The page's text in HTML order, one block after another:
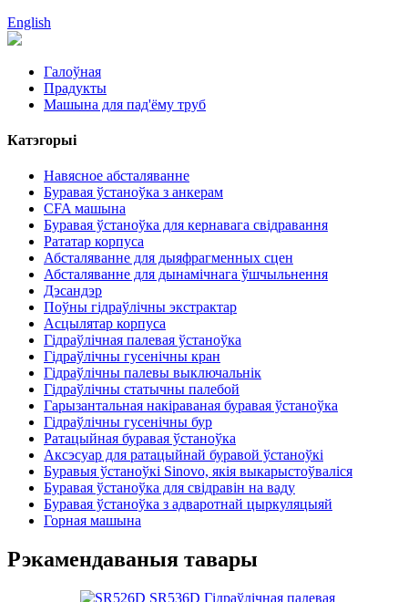
English
Галоўная
Прадукты
Машына для пад'ёму труб
Катэгорыі
Навясное абсталяванне
Буравая ўстаноўка з анкерам
CFA машына
Буравая ўстаноўка для кернавага свідравання
Рататар корпуса
Абсталяванне для дыяфрагменных сцен
Абсталяванне для дынамічнага ўшчыльнення
Дэсандэр
Поўны гідраўлічны экстрактар
Асцылятар корпуса
Гідраўлічная палевая ўстаноўка
Гідраўлічны гусенічны кран
Гідраўлічны палевы выключальнік
Гідраўлічны статычны палебой
Гарызантальная накіраваная буравая ўстаноўка
Гідраўлічны гусенічны бур
Ратацыйная буравая ўстаноўка
Аксэсуар для ратацыйнай буравой ўстаноўкі
Буравыя ўстаноўкі Sinovo, якія выкарыстоўваліся
Буравая ўстаноўка для свідравін на ваду
Буравая ўстаноўка з адваротнай цыркуляцыяй
Горная машына
Рэкамендаваныя тавары